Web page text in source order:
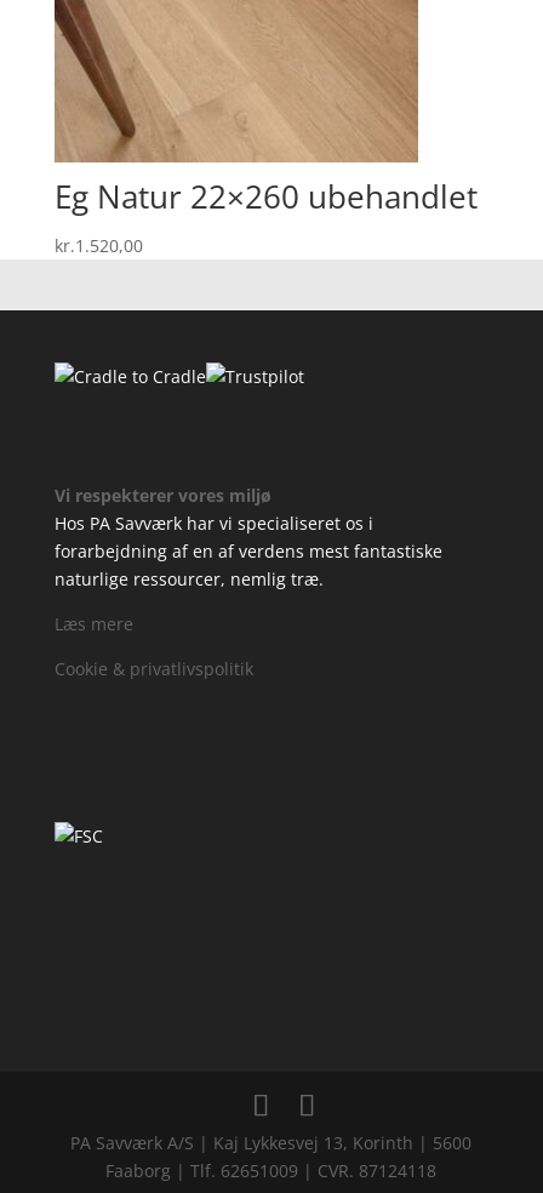
Eg Natur 22×260 ubehandlet
kr.1.520,00
Vi respekterer vores miljø
Hos PA Savværk har vi specialiseret os i
forarbejdning af en af verdens mest fantastiske
naturlige ressourcer, nemlig træ.
Læs mere
Cookie & privatlivspolitik
PA Savværk A/S | Kaj Lykkesvej 13, Korinth | 5600
Faaborg | Tlf. 62651009 | CVR. 87124118